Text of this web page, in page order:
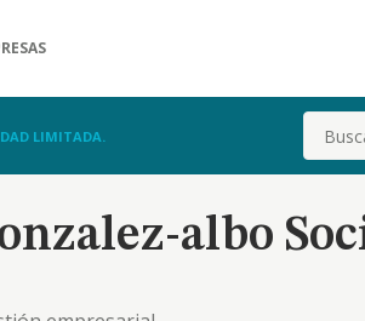
LIMITADA. Buscar
albo